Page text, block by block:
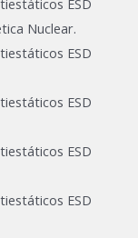
Nuclear.
ESD
ESD
ESD
ESD